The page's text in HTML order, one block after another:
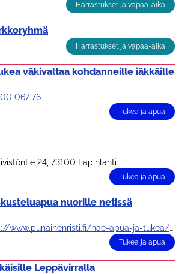
Harrastukset ja vapaa-aika
Harrastukset ja vapaa-aika
väkivaltaa kohdanneille iäkkäille
067 76
Tukea ja apua
24, 73100 Lapinlahti
Tukea ja apua
nuorille netissä
hae-apua-ja-tukea/nuortenturvatalot/tukea-ja-toimin…
Tukea ja apua
Leppävirralla